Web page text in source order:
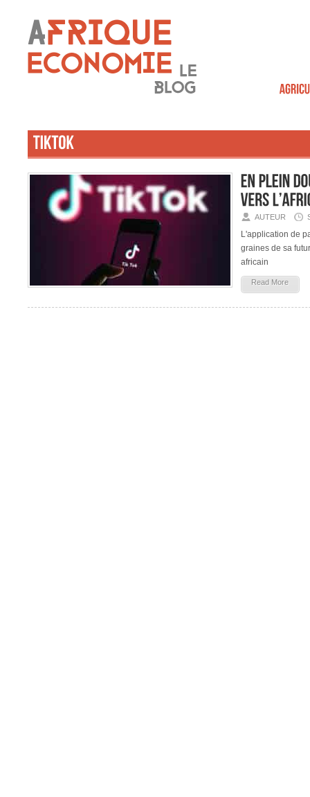
AUTEUR
L'application de
graines de sa
africain
Read More